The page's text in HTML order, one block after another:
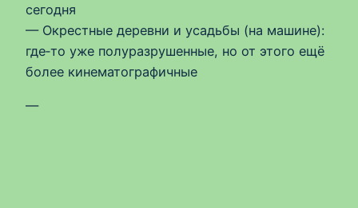
сегодня
— Окрестные деревни и усадьбы (на машине):
где‑то уже полуразрушенные, но от этого ещё
более кинематографичные
—